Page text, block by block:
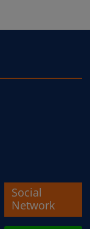
Social
Network